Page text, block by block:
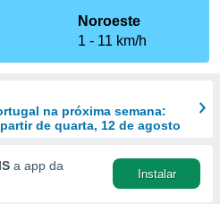
Noroeste
1
11 km/h
na próxima semana:
de quarta, 12 de agosto
a app da
Instalar